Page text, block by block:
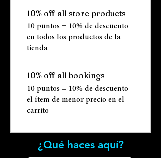
10% off all store products
10 puntos = 10% de descuento
en todos los productos de la
tienda
10% off all bookings
10 puntos = 10% de descuento
el ítem de menor precio en el
carrito
¿Qué haces aquí?